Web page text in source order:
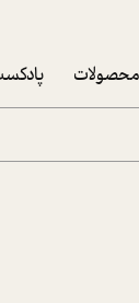
محصولات